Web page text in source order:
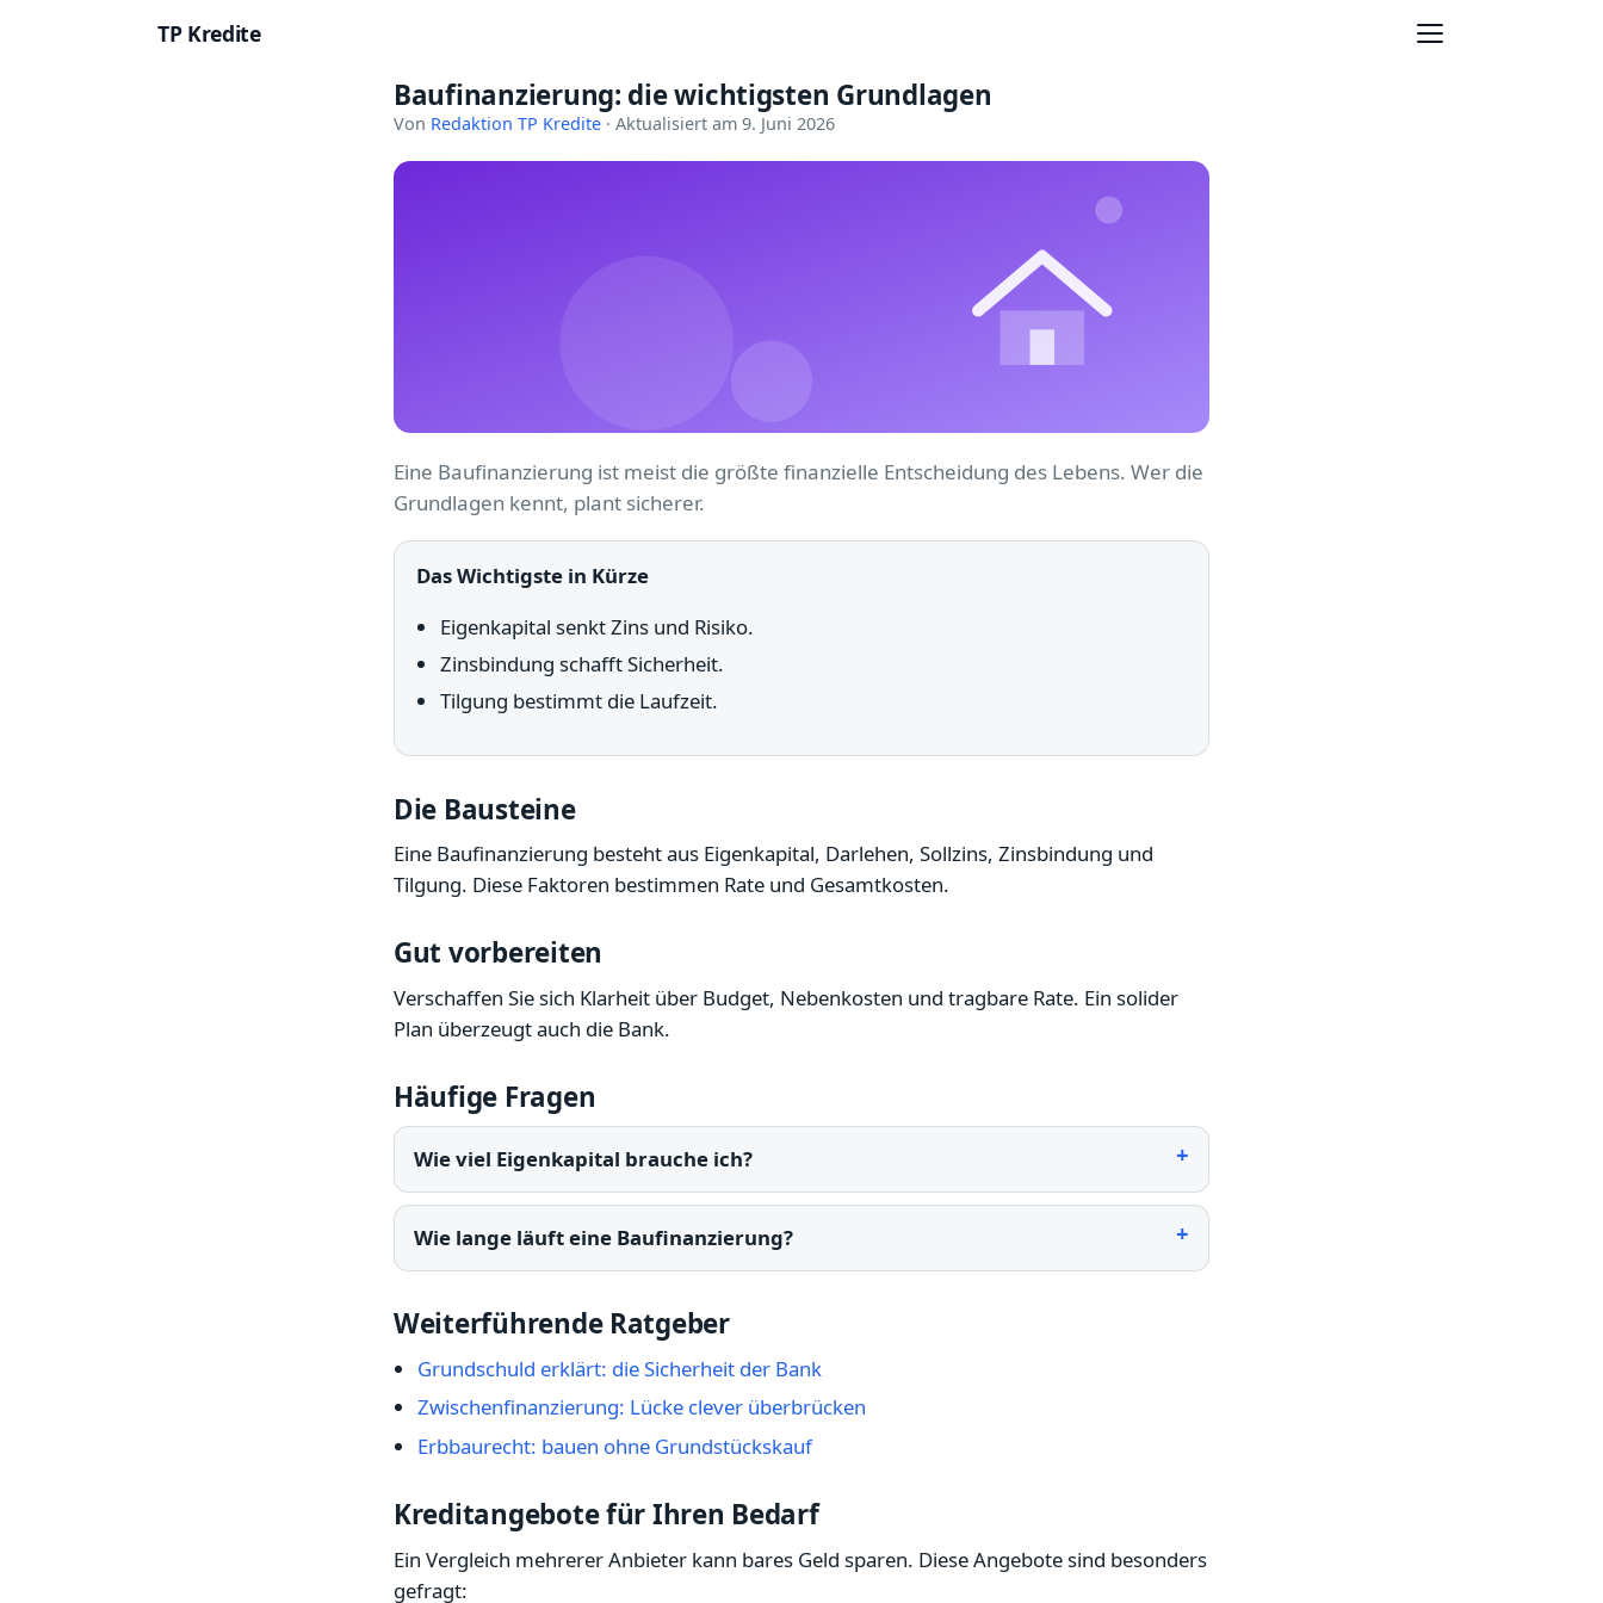
TP Kredite
Baufinanzierung: die wichtigsten Grundlagen
Von Redaktion TP Kredite · Aktualisiert am 9. Juni 2026
Eine Baufinanzierung ist meist die größte finanzielle Entscheidung des Lebens. Wer die
Grundlagen kennt, plant sicherer.
Das Wichtigste in Kürze
Eigenkapital senkt Zins und Risiko.
Zinsbindung schafft Sicherheit.
Tilgung bestimmt die Laufzeit.
Die Bausteine
Eine Baufinanzierung besteht aus Eigenkapital, Darlehen, Sollzins, Zinsbindung und
Tilgung. Diese Faktoren bestimmen Rate und Gesamtkosten.
Gut vorbereiten
Verschaffen Sie sich Klarheit über Budget, Nebenkosten und tragbare Rate. Ein solider
Plan überzeugt auch die Bank.
Häufige Fragen
Wie viel Eigenkapital brauche ich?
Wie lange läuft eine Baufinanzierung?
Weiterführende Ratgeber
Grundschuld erklärt: die Sicherheit der Bank
Zwischenfinanzierung: Lücke clever überbrücken
Erbbaurecht: bauen ohne Grundstückskauf
Kreditangebote für Ihren Bedarf
Ein Vergleich mehrerer Anbieter kann bares Geld sparen. Diese Angebote sind besonders
gefragt: